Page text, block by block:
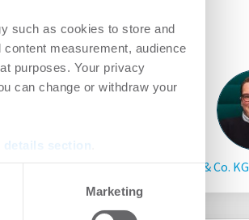
such as cookies to store and
measurement, audience
purposes. Your privacy
can change or withdraw your
details section
our traffic. We also share
Marketing
Blog byCrem Solutions GmbH & Co. KG